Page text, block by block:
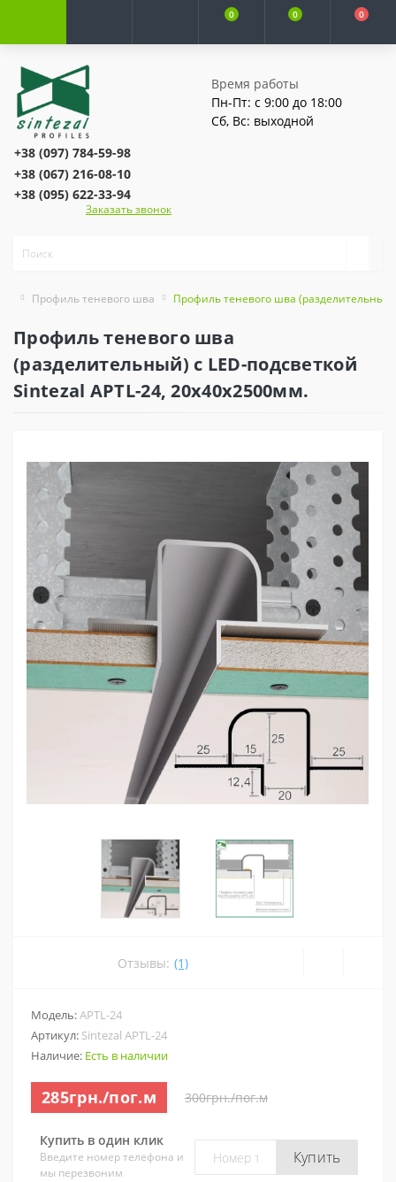
0 0 0
Время работы
Пн-Пт: с 9:00 до 18:00
Сб, Вс: выходной
+38 (097) 784-59-98
+38 (067) 216-08-10
+38 (095) 622-33-94
Заказать звонок
Профиль теневого шва Профиль теневого шва (разделительный)
Профиль теневого шва
(разделительный) с LED-подсветкой
Sintezal APTL-24, 20х40х2500мм.
Отзывы: (1)
Модель:APTL-24
Артикул: Sintezal APTL-24
Наличие: Есть в наличии
285грн./пог.м 300грн./пог.м
Купить в один клик
Введите номер телефона и
мы перезвоним
Купить